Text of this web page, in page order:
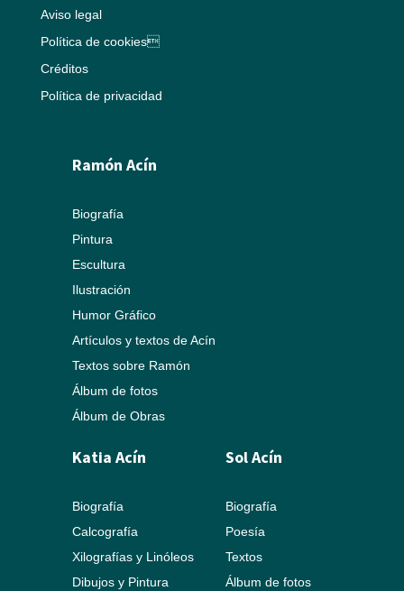
Aviso legal
Política de cookies
Créditos
Política de privacidad
Ramón Acín
Biografía
Pintura
Escultura
Ilustración
Humor Gráfico
Artículos y textos de Acín
Textos sobre Ramón
Álbum de fotos
Álbum de Obras
Katia Acín
Biografía
Calcografía
Xilografías y Linóleos
Dibujos y Pintura
Sol Acín
Biografía
Poesía
Textos
Álbum de fotos